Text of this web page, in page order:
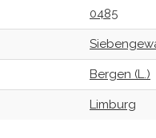
0485
Bergen (L.)
Limburg